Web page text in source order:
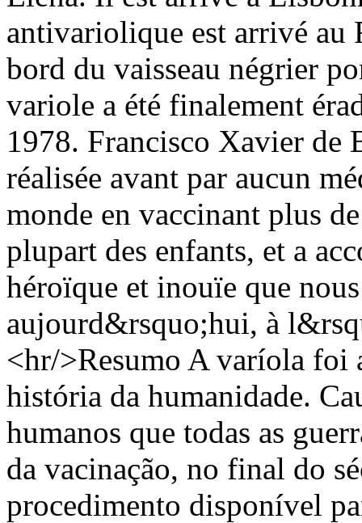
antivariolique est arrivé au
bord du vaisseau négrier
variole a été finalement
1978. Francisco Xavier de
réalisée avant par aucun
monde en vaccinant plus
plupart des enfants, et a
héroïque et inouïe que
aujourd&rsquo;hui, à
<hr/>Resumo A varíola foi
história da humanidade.
humanos que todas as
da vacinação, no final do
procedimento disponível